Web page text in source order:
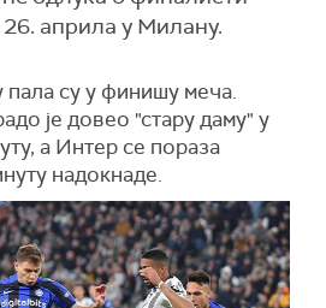
априла у Милану.
пала су у финишу меча.
је довео "стару даму" у
а Интер се пораза
надокнаде.